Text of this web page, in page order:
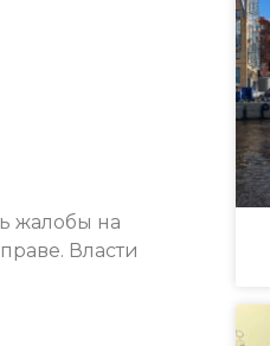
жалобы на
Власти